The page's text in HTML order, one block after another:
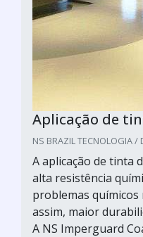
Aplicação de
NS BRAZIL TECNOLOGIA
A aplicação de tinta
alta resistência
problemas
assim, maior
A NS Imperguard